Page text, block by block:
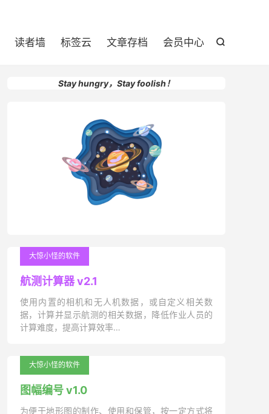

读者墙 标签云 文章存档 会员中心
Stay hungry，Stay foolish！
大惊小怪的软件
航测计算器 v2.1
使用内置的相机和无人机数据，或自定义相关数
据，计算并显示航测的相关数据，降低作业人员的
计算难度，提高计算效率…
大惊小怪的软件
图幅编号 v1.0
为便于地形图的制作、使用和保管，按一定方式将